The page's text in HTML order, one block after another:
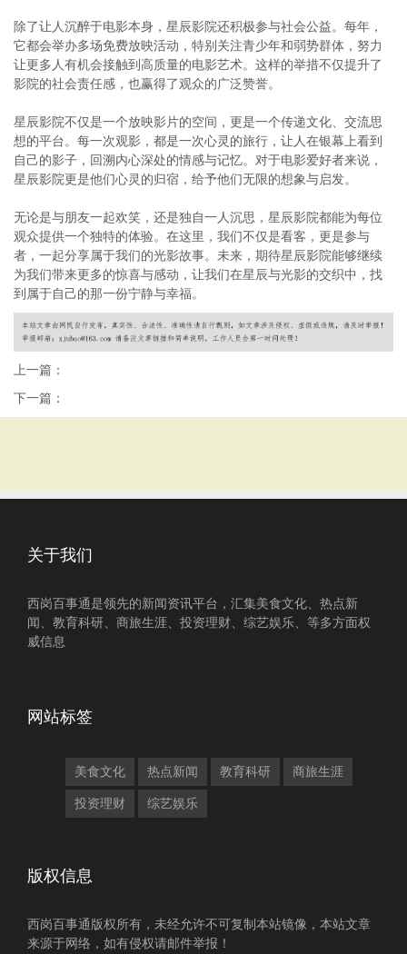
除了让人沉醉于电影本身，星辰影院还积极参与社会公益。每年，
它都会举办多场免费放映活动，特别关注青少年和弱势群体，努力
让更多人有机会接触到高质量的电影艺术。这样的举措不仅提升了
影院的社会责任感，也赢得了观众的广泛赞誉。
星辰影院不仅是一个放映影片的空间，更是一个传递文化、交流思
想的平台。每一次观影，都是一次心灵的旅行，让人在银幕上看到
自己的影子，回溯内心深处的情感与记忆。对于电影爱好者来说，
星辰影院更是他们心灵的归宿，给予他们无限的想象与启发。
无论是与朋友一起欢笑，还是独自一人沉思，星辰影院都能为每位
观众提供一个独特的体验。在这里，我们不仅是看客，更是参与
者，一起分享属于我们的光影故事。未来，期待星辰影院能够继续
为我们带来更多的惊喜与感动，让我们在星辰与光影的交织中，找
到属于自己的那一份宁静与幸福。
上一篇：
下一篇：
关于我们
西岗百事通是领先的新闻资讯平台，汇集美食文化、热点新
闻、教育科研、商旅生涯、投资理财、综艺娱乐、等多方面权
威信息
网站标签
美食文化 热点新闻 教育科研 商旅生涯
投资理财 综艺娱乐
版权信息
西岗百事通版权所有，未经允许不可复制本站镜像，本站文章
来源于网络，如有侵权请邮件举报！